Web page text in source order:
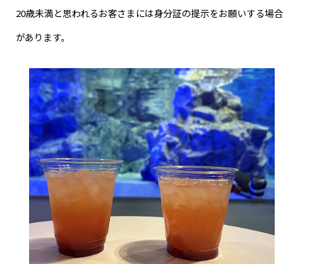
20歳未満と思われるお客さまには身分証の提示をお願いする場合
があります。